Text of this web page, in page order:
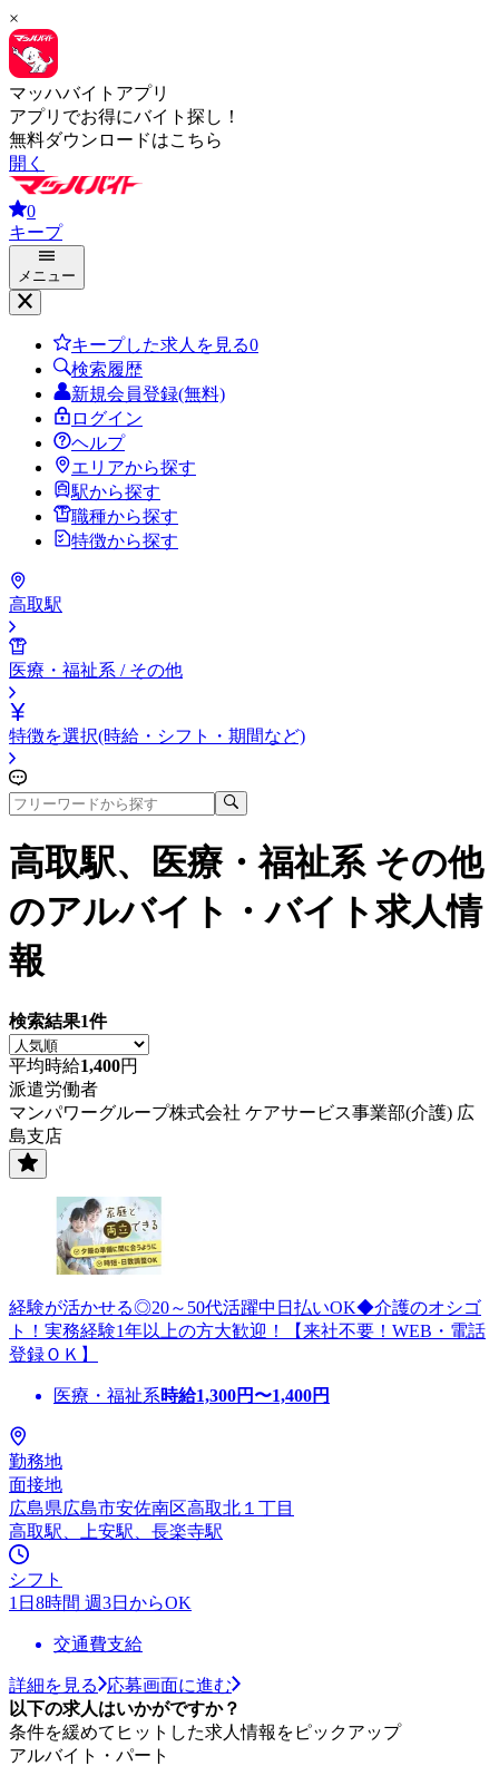
×
マッハバイトアプリ
アプリでお得にバイト探し！
無料ダウンロードはこちら
開く
0
キープ
メニュー
キープした求人を見る0
検索履歴
新規会員登録(無料)
ログイン
ヘルプ
エリアから探す
駅から探す
職種から探す
特徴から探す
高取駅
医療・福祉系 / その他
特徴を選択(時給・シフト・期間など)
高取駅、医療・福祉系 その他
のアルバイト・バイト求人情
報
検索結果1件
平均時給1,400円
派遣労働者
マンパワーグループ株式会社 ケアサービス事業部(介護) 広
島支店
経験が活かせる◎20～50代活躍中日払いOK◆介護のオシゴ
ト！実務経験1年以上の方大歓迎！【来社不要！WEB・電話
登録ＯＫ】
医療・福祉系時給1,300円〜1,400円
勤務地
面接地
広島県広島市安佐南区高取北１丁目
高取駅、上安駅、長楽寺駅
シフト
1日8時間 週3日からOK
交通費支給
詳細を見る
応募画面に進む
以下の求人はいかがですか？
条件を緩めてヒットした求人情報をピックアップ
アルバイト・パート